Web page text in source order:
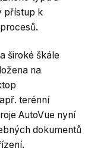
přístup k
široké škále
na
terénní
AutoVue nyní
dokumentů